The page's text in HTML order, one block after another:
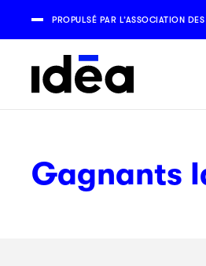
PROPULSÉ PAR L’ASSOCIATION
Gagnants